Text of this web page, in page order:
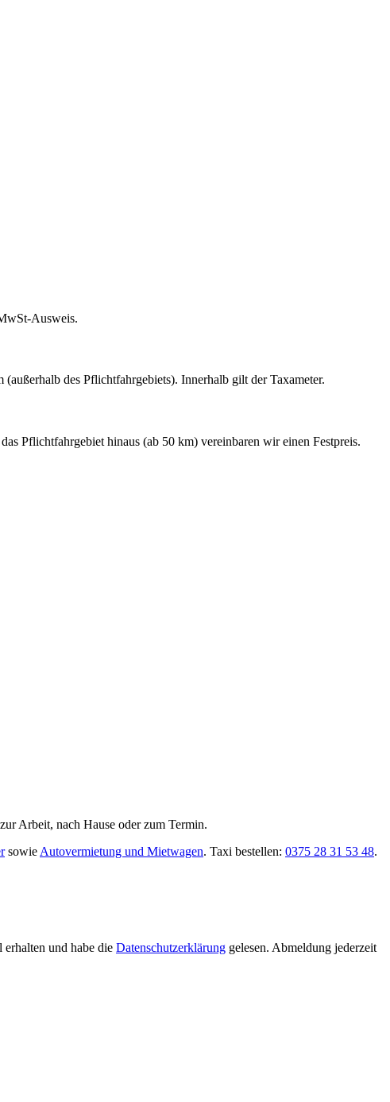
Ausweis.
des Pflichtfahrgebiets). Innerhalb gilt der Taxameter.
Pflichtfahrgebiet hinaus (ab 50 km) vereinbaren wir einen Festpreis.
Arbeit, nach Hause oder zum Termin.
sowie Autovermietung und Mietwagen. Taxi bestellen: 0375 28 31 53 48.
und habe die Datenschutzerklärung gelesen. Abmeldung jederzeit